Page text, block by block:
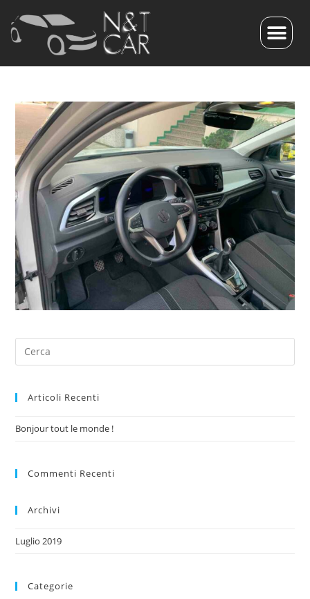
Articoli Recenti
Bonjour tout le monde !
Commenti Recenti
Archivi
Luglio 2019
Categorie